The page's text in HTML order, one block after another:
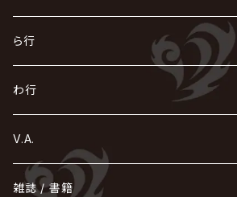
Azavana
Acid Black Cherry
色々な十字架
168 / 葵-168-
the GazettE
GOTCHAROCKA
蛾と蝶
KIRITO / キリト
己龍
黒夢
ゴールデンボンバー
XANVALA
ジグソウ
SCAPEGOAT
零[Hz]
SOPHIA
ZOMBIE / ぞんび
逹瑯
D
DIAURA
D'ESPAIRSRAY
と
東京花嫁
Tourbillon
Dawnman
NICOLAS
nurié
ね
NETH PRIERE CAIN
NEVERLAND
の
NoGoD
NOCTURNAL BLOODLUST
H.U.G
HAZUKI / 葉月
HERO
美炎-BIEN-
vistlip
ふ
Far East Dizain
Fatüm
FANTASTIC◇CIRCUS
へ
BabyKingdom
THE BEETHOVEN
ほ
POIDOL
THE MICRO HEAD 4N'S
MAO / マオ from SID
machine
み
未完成アリス
ミスイ
mitsu
む
MUCC / ムック
め
メトロノーム
も
や
ヤミテラ / 外道反逆者ヤミテラ
ゆ
YUKIYA / 藤田幸也
ユナイト
よ
ら行
ら
rice
Rides In ReVellion
り
Leetspeak monsters
る
わ行
わ
wyse
V.A.
雑誌 / 書籍